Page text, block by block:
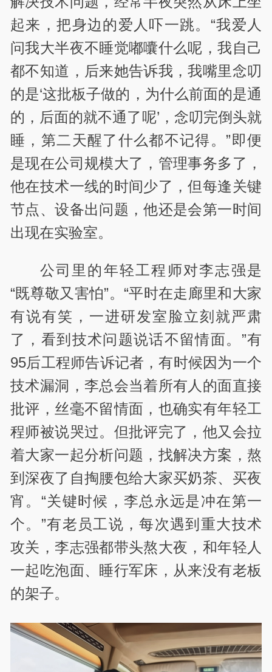
起来，把身边的爱人吓一跳。“我爱人
问我大半夜不睡觉嘟囔什么呢，我自己
都不知道，后来她告诉我，我嘴里念叨
的是‘这批板子做的，为什么前面的是通
的，后面的就不通了呢’，念叨完倒头就
睡，第二天醒了什么都不记得。”即便
是现在公司规模大了，管理事务多了，
他在技术一线的时间少了，但每逢关键
节点、设备出问题，他还是会第一时间
出现在实验室。
公司里的年轻工程师对李志强是
“既尊敬又害怕”。“平时在走廊里和大家
有说有笑，一进研发室脸立刻就严肃
了，看到技术问题说话不留情面。”有
95后工程师告诉记者，有时候因为一个
技术漏洞，李总会当着所有人的面直接
批评，丝毫不留情面，也确实有年轻工
程师被说哭过。但批评完了，他又会拉
着大家一起分析问题，找解决方案，熬
到深夜了自掏腰包给大家买奶茶、买夜
宵。“关键时候，李总永远是冲在第一
个。”有老员工说，每次遇到重大技术
攻关，李志强都带头熬大夜，和年轻人
一起吃泡面、睡行军床，从来没有老板
的架子。